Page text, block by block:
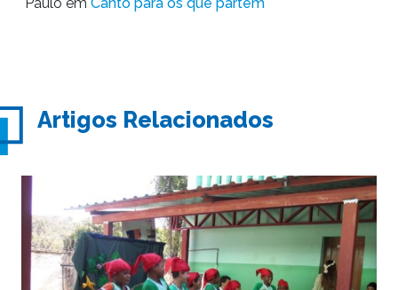
Artigos Relacionados